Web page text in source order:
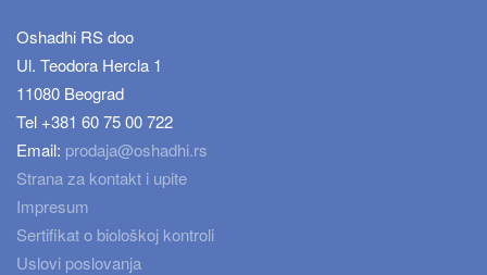
Oshadhi RS doo
Ul. Teodora Hercla 1
11080 Beograd
Tel +381 60 75 00 722
Email: prodaja@oshadhi.rs
Strana za kontakt i upite
Impresum
Sertifikat o biološkoj kontroli
Uslovi poslovanja